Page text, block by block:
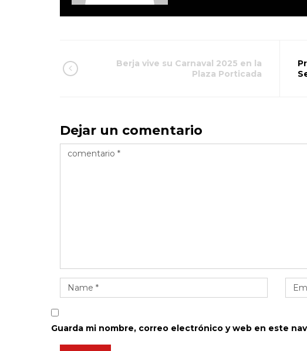
Berja vive su Carnaval 2025 en la
Plaza Porticada
Dejar un comentario
Guarda mi nombre, correo electrónico y web en este